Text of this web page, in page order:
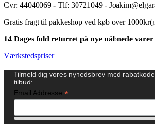
Cvr: 44040069 - Tlf: 30721049 -
Gratis fragt til pakkeshop ved køb over
14 Dages fuld returret på nye uåbnede
Værkstedspriser
Tilmeld dig vores nyhedsbrev med
tilbud:
Email Addresse *